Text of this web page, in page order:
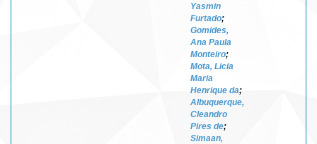
Yasmin
Furtado;
Gomides,
Ana Paula
Monteiro;
Mota, Licia
Maria
Henrique da;
Albuquerque,
Cleandro
Pires de;
Simaan,